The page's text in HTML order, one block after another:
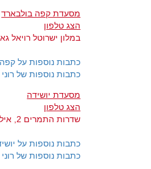
מסעדת קפה בולבארד
הצג טלפון
במלון ישרוטל רויאל
כתבות נוספות על
כתבות נוספות של
מסעדת יושידה
הצג טלפון
שדרות התמרים 2, אילת
כתבות נוספות על
כתבות נוספות של